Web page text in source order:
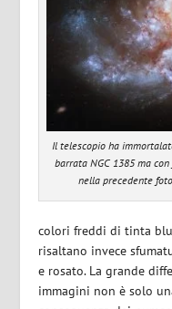
Il telescopio ha
barrata NGC 1385 ma
nella precedente
colori freddi di tinta
risaltano invece
e rosato. La grande
immagini non è solo